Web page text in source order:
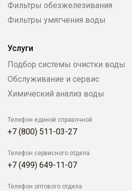
Фильтры обезжелезивания
Фильтры умягчения воды
Услуги
Подбор системы очистки воды
Обслуживание и сервис
Химический анализ воды
Телефон единой справочной
+7 (800) 511-03-27
Телефон сервисного отдела
+7 (499) 649-11-07
Телефон оптового отдела